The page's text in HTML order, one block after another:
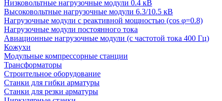
Низковольтные нагрузочные модули 0.4 кВ
Высоковольтные нагрузочные модули 6.3/10.5 кВ
Нагрузочные модули с реактивной мощностью (cos φ=0.8)
Нагрузочные модули постоянного тока
Авиационные нагрузочные модули (с частотой тока 400 Гц)
Кожухи
Модульные компрессорные станции
Трансформаторы
Строительное оборудование
Станки для гибки арматуры
Станки для резки арматуры